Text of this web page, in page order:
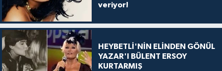
veriyor!
HEYBETLİ'NİN ELİNDEN GÖNÜL
YAZAR'I BÜLENT ERSOY
KURTARMIŞ